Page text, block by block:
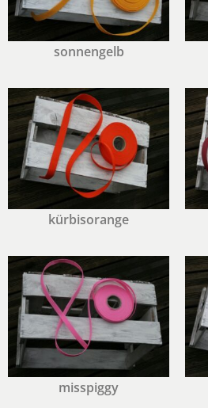
sonnengelb
kürbisorange
misspiggy